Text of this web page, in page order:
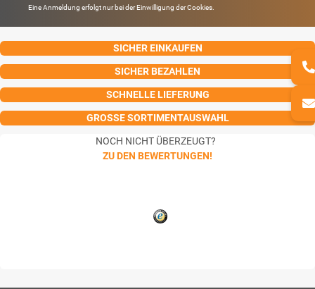
Eine Anmeldung erfolgt nur bei der Einwilligung der Cookies.
SICHER EINKAUFEN
SICHER BEZAHLEN
SCHNELLE LIEFERUNG
GROSSE SORTIMENTAUSWAHL
NOCH NICHT ÜBERZEUGT?
ZU DEN BEWERTUNGEN!